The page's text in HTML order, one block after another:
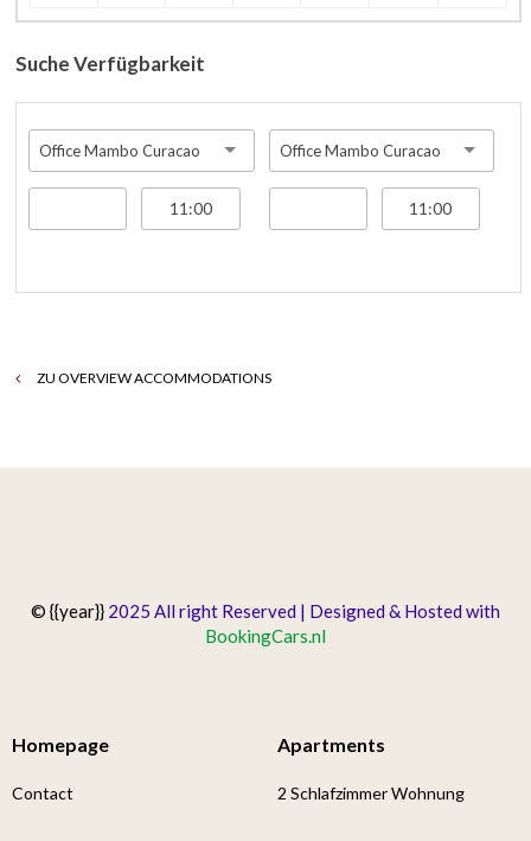
Suche Verfügbarkeit
Office Mambo Curacao Office Mambo Curacao
ZU OVERVIEW ACCOMMODATIONS
© {{year}} 2025 All right Reserved | Designed & Hosted with
BookingCars.nl
Homepage
Contact
Apartments
2 Schlafzimmer Wohnung